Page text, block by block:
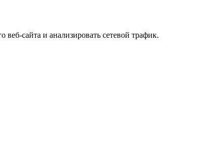
сайта и анализировать сетевой трафик.